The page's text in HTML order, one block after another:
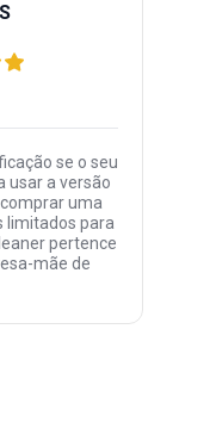
se o seu
usar a versão
uma
limitados para
pertence
mãe de